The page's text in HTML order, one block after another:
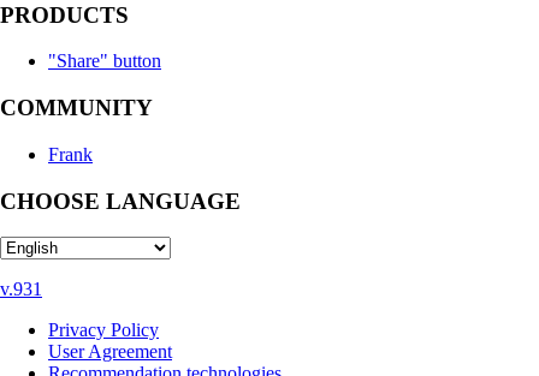
PRODUCTS
"Share" button
COMMUNITY
Frank
CHOOSE LANGUAGE
v.931
Privacy Policy
User Agreement